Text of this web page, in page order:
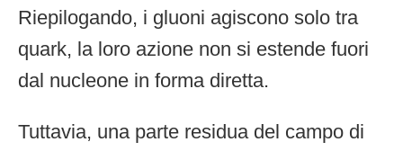
Riepilogando, i gluoni agiscono solo tra
quark, la loro azione non si estende fuori
dal nucleone in forma diretta.
Tuttavia, una parte residua del campo di